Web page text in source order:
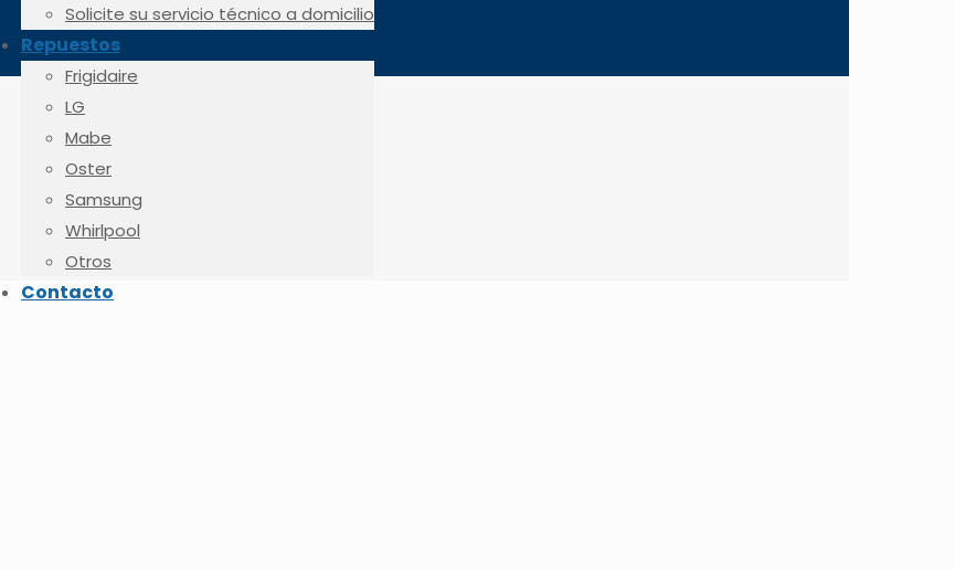
Solicite su servicio técnico a domicilio
Repuestos
Frigidaire
LG
Mabe
Oster
Samsung
Whirlpool
Otros
Contacto